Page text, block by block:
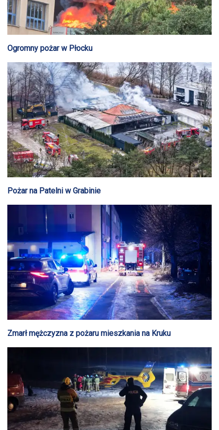
Ogromny pożar w Płocku
Pożar na Patelni w Grabinie
Zmarł mężczyzna z pożaru mieszkania na Kruku